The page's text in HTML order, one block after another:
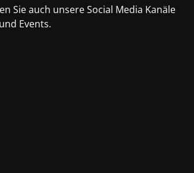
Sie auch unsere Social Media Kanäle
Events.